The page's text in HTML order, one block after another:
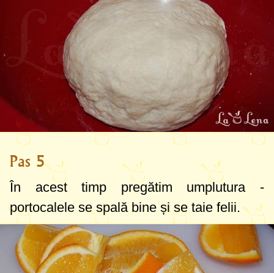
Pas 5
În acest timp pregătim umplutura -
portocalele se spală bine și se taie felii.